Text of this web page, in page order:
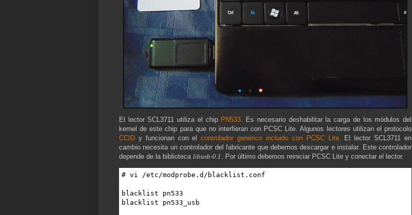
El lector SCL3711 utiliza el chip PN533. Es necesario deshabilitar la carga de los módulos del
kernel de este chip para que no interfieran con PCSC Lite. Algunos lectores utilizan el protocolo
CCID y funcionan con elcontrolador genérico incluido con PCSC Lite. El lector SCL3711 en
cambio necesita un controlador del fabricante que debemos descargar e instalar. Este controlador
depende de la biblioteca libusb-0.1 . Por último debemos reiniciar PCSC Lite y conectar el lector.
# vi /etc/modprobe.d/blacklist.conf
blacklist pn533
blacklist pn533_usb